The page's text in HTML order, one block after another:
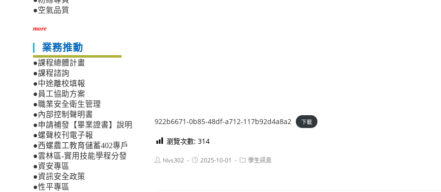
922b6671-0b85-48df-a712-117b92d4a8a2 下載
瀏覽次數: 314
Posthlvs302
Post2025-10-01
Post學生訊息
●空氣品質
more
業務推動
●課程總體計畫
●課程諮詢
●中途離校填報
●員工協助方案
●職業安全衛生管理
●內部控制聲明書
●申請補發【畢業證書】說明
●螺聲校刊電子報
●西螺農工教育儲蓄402專戶
●雲林區-實用技能學程分發
●資安專區
●資訊安全政策
●性平專區